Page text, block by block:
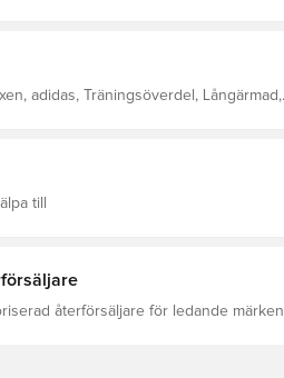
adidas, Träningsöverdel, Långärmad,
till
återförsäljare för ledande märken